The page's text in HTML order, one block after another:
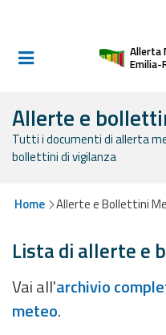
Informati e
Allerte E
Bollettini
Allerte e
Bollettini
Valanghe
Allerta
Emilia-
Allerte e
Tutti i documenti di allerta
bollettini di vigilanza
Home Allerte e Bollettini
Lista di allerte e
Vai all'archivio
meteo.